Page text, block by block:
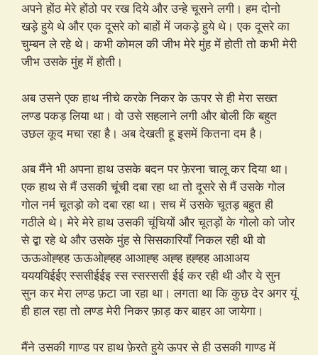
अपने होंठ मेरे होंठो पर रख दिये और उन्हे चूसने लगी। हम दोनो
खड़े हुये थे और एक दूसरे को बाहों में जकड़े हुये थे। एक दूसरे का
चुम्बन ले रहे थे। कभी कोमल की जीभ मेरे मुंह में होती तो कभी मेरी
जीभ उसके मुंह में होती।
अब उसने एक हाथ नीचे करके निकर के ऊपर से ही मेरा सख्त
लण्ड पकड़ लिया था। वो उसे सहलाने लगी और बोली कि बहुत
उछल कूद मचा रहा है। अब देखती हू इसमें कितना दम है।
अब मैंने भी अपना हाथ उसके बदन पर फ़ेरना चालू कर दिया था।
एक हाथ से मैं उसकी चूंची दबा रहा था तो दूसरे से मैं उसके गोल
गोल नर्म चूतड़ो को दबा रहा था। सच में उसके चूतड़ बहुत ही
गठीले थे। मेरे मेरे हाथ उसकी चूंचियों और चूतड़ों के गोलो को जोर
से द्बा रहे थे और उसके मुंह से सिसकारियाँ निकल रही थी वो
ऊऊओह्हह ऊऊओह्हह आआह्ह अह्ह हह्हह आआअय
ययययिईईए स्ससीईईइ स्स स्सस्ससी ईई कर रही थी और ये सुन
सुन कर मेरा लण्ड फ़टा जा रहा था। लगता था कि कुछ देर अगर यूं
ही हाल रहा तो लण्ड मेरी निकर फ़ाड़ कर बाहर आ जायेगा।
मैंने उसकी गाण्ड पर हाथ फ़ेरते हुये ऊपर से ही उसकी गाण्ड में